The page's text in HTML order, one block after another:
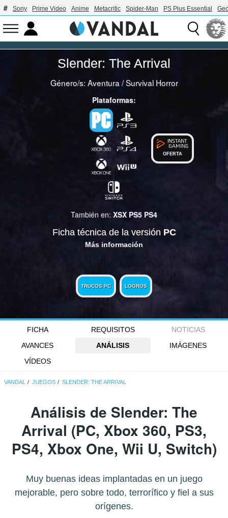
Sony Prime Video Anime Metacritic Spider-Man PS Plus Essential
Slender: The Arrival
Género/s:Aventura /Survival Horror
Plataformas:
OFERTA
También en: XSX PS5 PS4
Ficha técnica de la versión PC
Más información
TRUCOS PC LOGROS
FICHA REQUISITOS
NOTICIAS
AVANCES
ANÁLISIS
IMÁGENES
VÍDEOS
VANDAL JUEGOS SLENDER: THE ARRIVAL
Análisis de Slender: The
Arrival (PC, Xbox 360, PS3,
PS4, Xbox One, Wii U, Switch)
Muy buenas ideas implantadas en un juego
mejorable, pero sobre todo, terrorífico y fiel a sus
orígenes.